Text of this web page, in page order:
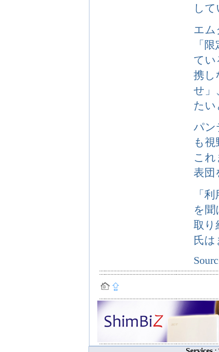
し
エム
「
てい
携し
せ」
たい
パン
も
こ
表団
「
を
取り
氏は